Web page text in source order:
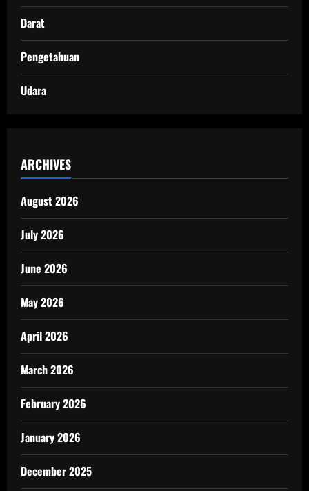
Darat
Pengetahuan
Udara
ARCHIVES
August 2026
July 2026
June 2026
May 2026
April 2026
March 2026
February 2026
January 2026
December 2025